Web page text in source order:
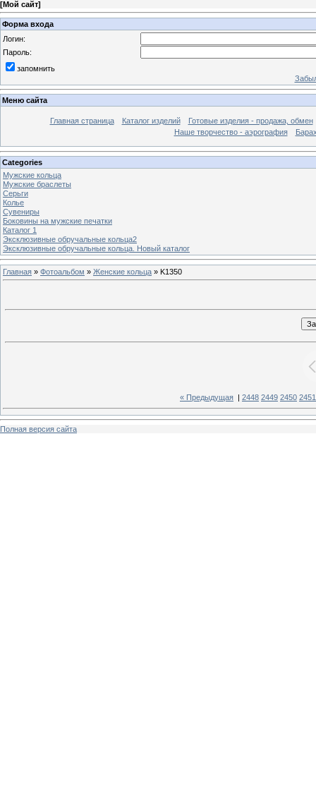
[Мой сайт]
Форма входа
Логин:
Пароль:
запомнить
Меню сайта
Главная страница Каталог изделий
Готовые изделия - продажа, обмен
Наше творчество - аэрография
Categories
Мужские кольца
Мужские браслеты
Серьги
Колье
Сувениры
Боковины на мужские печатки
Каталог 1
Эксклюзивные обручальные кольца2
Эксклюзивные обручальные кольца. Новый каталог
Главная » Фотоальбом » Женские кольца » K1350
« Предыдущая 2448 2449 2450 2451
Полная версия сайта